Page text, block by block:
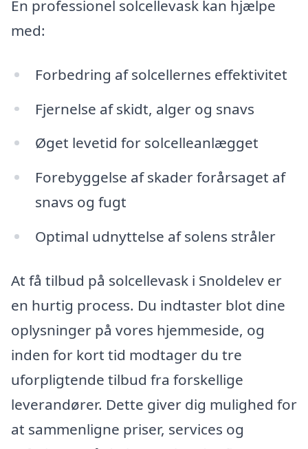
En professionel solcellevask kan hjælpe
med:
Forbedring af solcellernes effektivitet
Fjernelse af skidt, alger og snavs
Øget levetid for solcelleanlægget
Forebyggelse af skader forårsaget af
snavs og fugt
Optimal udnyttelse af solens stråler
At få tilbud på solcellevask i Snoldelev er
en hurtig process. Du indtaster blot dine
oplysninger på vores hjemmeside, og
inden for kort tid modtager du tre
uforpligtende tilbud fra forskellige
leverandører. Dette giver dig mulighed for
at sammenligne priser, services og